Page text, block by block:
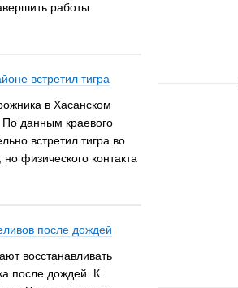
работы
встретил тигра
в Хасанском
По данным краевого
встретил тигра во
физического контакта
после дождей
восстанавливать
после дождей. К